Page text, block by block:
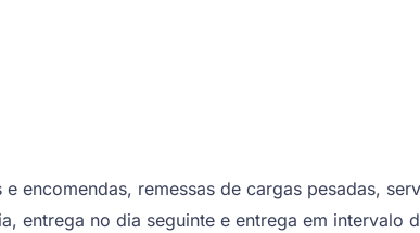
encomendas, remessas de cargas pesadas,
entrega no dia seguinte e entrega em intervalo